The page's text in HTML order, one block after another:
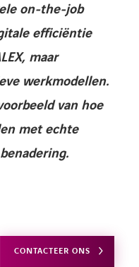
on-the-job
efficiëntie
maar
werkmodellen.
van hoe
met echte
CONTACTEER ONS